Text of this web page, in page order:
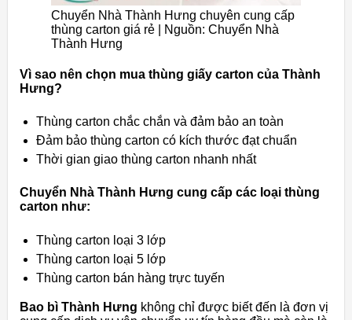
Chuyển Nhà Thành Hưng chuyên cung cấp
thùng carton giá rẻ | Nguồn: Chuyển Nhà
Thành Hưng
Vì sao nên chọn mua thùng giấy carton của Thành
Hưng?
Thùng carton chắc chắn và đảm bảo an toàn
Đảm bảo thùng carton có kích thước đạt chuẩn
Thời gian giao thùng carton nhanh nhất
Chuyển Nhà Thành Hưng cung cấp các loại thùng
carton như:
Thùng carton loại 3 lớp
Thùng carton loại 5 lớp
Thùng carton bán hàng trực tuyến
Bao bì Thành Hưng không chỉ được biết đến là đơn vị